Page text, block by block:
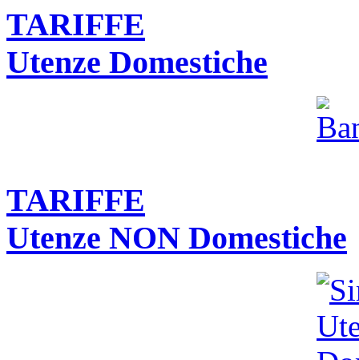
TARIFFE
Utenze Domestiche
TARIFFE
Utenze NON Domestiche